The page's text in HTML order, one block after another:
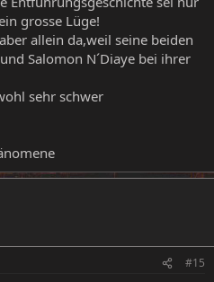
grosse Lüge!
allein da,weil seine beiden
Salomon N´Diaye bei ihrer
sehr schwer
#15